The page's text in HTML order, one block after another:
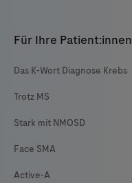
Für Ihre Patient:innen
Das K-Wort Diagnose Krebs
Trotz MS
Stark mit NMOSD
Face SMA
Active-A